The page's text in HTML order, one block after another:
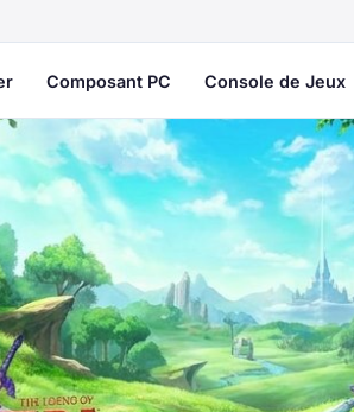
Composant PC Console de Jeux